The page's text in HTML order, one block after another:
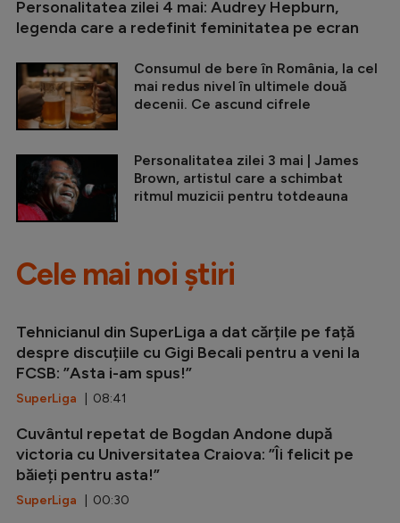
Personalitatea zilei 4 mai: Audrey Hepburn,
legenda care a redefinit feminitatea pe ecran
Consumul de bere în România, la cel
mai redus nivel în ultimele două
decenii. Ce ascund cifrele
Personalitatea zilei 3 mai | James
Brown, artistul care a schimbat
ritmul muzicii pentru totdeauna
Cele mai noi știri
Tehnicianul din SuperLiga a dat cărțile pe față
despre discuțiile cu Gigi Becali pentru a veni la
FCSB: ”Asta i-am spus!”
SuperLiga | 08:41
Cuvântul repetat de Bogdan Andone după
victoria cu Universitatea Craiova: ”Îi felicit pe
băieți pentru asta!”
SuperLiga | 00:30